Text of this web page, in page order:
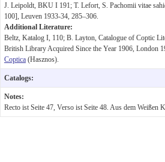
J. Leipoldt, BKU I 191; T. Lefort, S. Pachomii vitae
100], Leuven 1933-34, 285–306.
Additional Literature:
Beltz, Katalog I, 110; B. Layton, Catalogue of Coptic
British Library Acquired Since the Year 1906, London
Coptica (Hasznos).
Catalogs:
Notes:
Recto ist Seite 47, Verso ist Seite 48. Aus dem Weißen